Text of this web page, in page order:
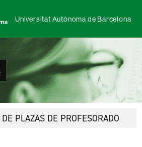
Universitat Autònoma de Barcelona
PLAZAS DE PROFESORADO